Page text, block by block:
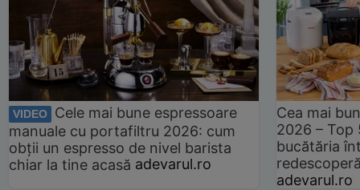
VIDEO
Cele mai bune espressoare
manuale cu portafiltru 2026: cum
obții un espresso de nivel barista
chiar la tine acasă adevarul.ro
Cea mai
2026 –
bucătăria
adevarul.ro